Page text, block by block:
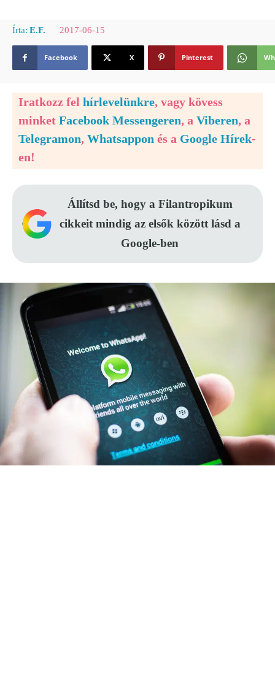
Írta: E.F. 2017-06-15
Facebook X Pinterest
Iratkozz fel hírlevelünkre, vagy kövess
minket Facebook Messengeren, a Viberen, a
Telegramon, Whatsappon és a Google Hírek-
en!
Állítsd be, hogy a Filantropikum
cikkeit mindig az elsők között lásd a
Google-ben